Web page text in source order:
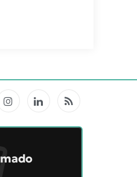
InstagramLinkedInRSS